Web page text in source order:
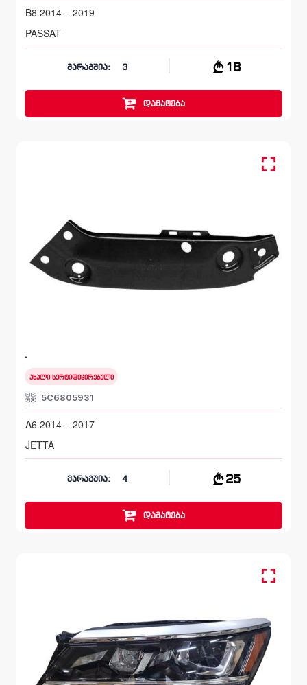
B8 2014 – 2019
PASSAT
მარაგშია: 3 18
დამატება
A6 2014 – 2017
ახალი სერტიფიცირებული
5C6805931
A6 2014 – 2017
JETTA
მარაგშია: 4 25
დამატება